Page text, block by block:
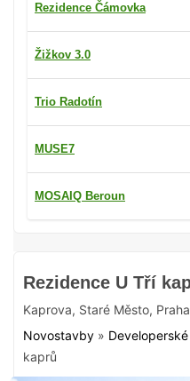
Rezidence U Tří
Kaprova, Staré Město,
Novostavby »
kaprů
Rezidence Čámovka
Žižkov 3.0
Trio Radotín
MUSE7
MOSAIQ Beroun